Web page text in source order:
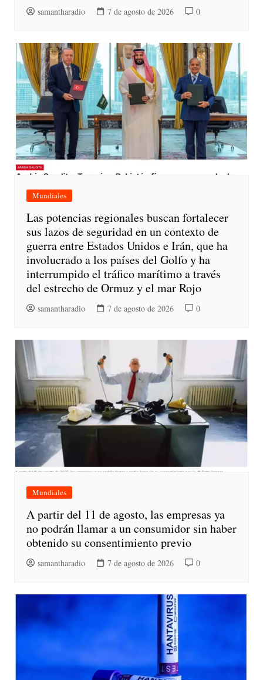
samantharadio 7 de agosto de 2026 0
Mundiales
Las potencias regionales buscan fortalecer
sus lazos de seguridad en un contexto de
guerra entre Estados Unidos e Irán, que ha
involucrado a los países del Golfo y ha
interrumpido el tráfico marítimo a través
del estrecho de Ormuz y el mar Rojo
samantharadio 7 de agosto de 2026 0
Mundiales
A partir del 11 de agosto, las empresas ya
no podrán llamar a un consumidor sin haber
obtenido su consentimiento previo
samantharadio 7 de agosto de 2026 0